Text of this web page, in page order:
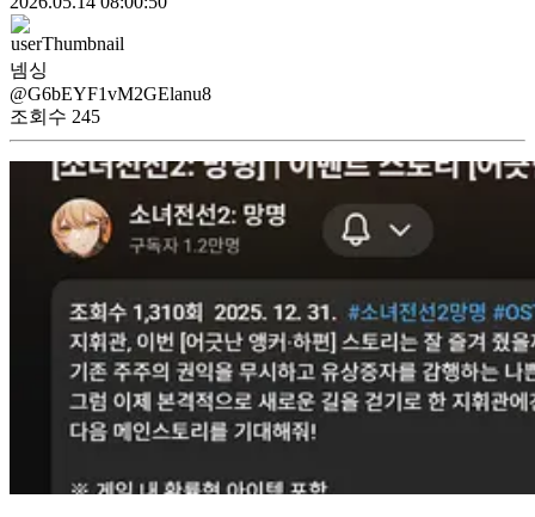
넴싱
@G6bEYF1vM2GElanu8
조회수 245